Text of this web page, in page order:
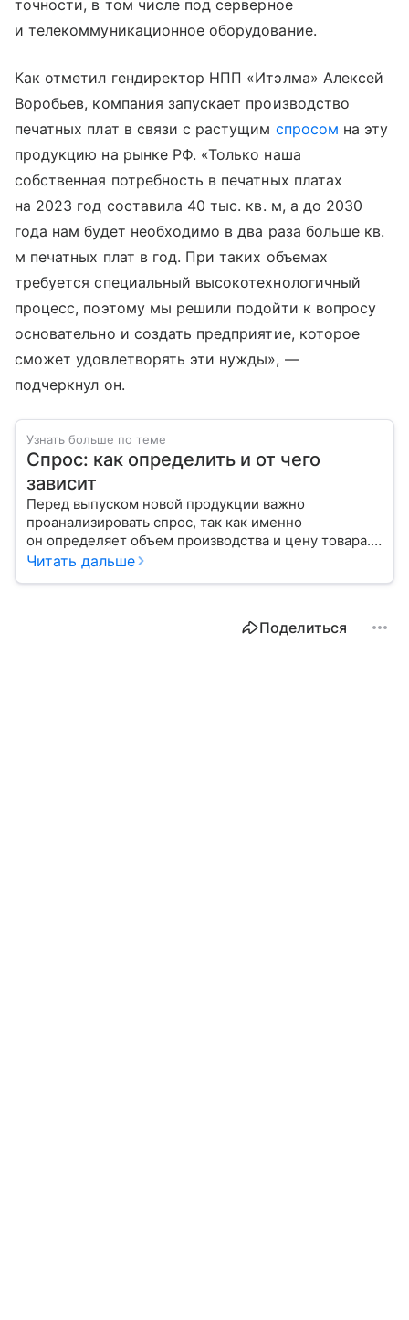
точности, в том числе под серверное
и телекоммуникационное оборудование.
Как отметил гендиректор НПП «Итэлма» Алексей
Воробьев, компания запускает производство
печатных плат в связи с растущим спросом на эту
продукцию на рынке РФ. «Только наша
собственная потребность в печатных платах
на 2023 год составила 40 тыс. кв. м, а до 2030
года нам будет необходимо в два раза больше кв.
м печатных плат в год. При таких объемах
требуется специальный высокотехнологичный
процесс, поэтому мы решили подойти к вопросу
основательно и создать предприятие, которое
сможет удовлетворять эти нужды», —
подчеркнул он.
Узнать больше по теме
Спрос: как определить и от чего
зависит
Перед выпуском новой продукции важно
проанализировать спрос, так как именно
он определяет объем производства и цену товара.
С помощью эксперта расскажем, как рассчитать
Читать дальше
Поделиться